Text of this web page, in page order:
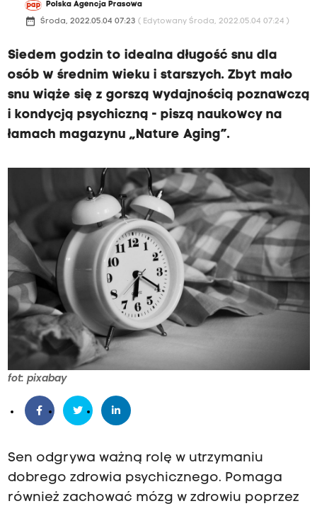
Polska Agencja Prasowa
date_range Środa, 2022.05.04 07:23 ( Edytowany Środa, 2022.05.04 07:24 )
Siedem godzin to idealna długość snu dla
osób w średnim wieku i starszych. Zbyt mało
snu wiąże się z gorszą wydajnością poznawczą
i kondycją psychiczną - piszą naukowcy na
łamach magazynu „Nature Aging”.
fot: pixabay
Sen odgrywa ważną rolę w utrzymaniu
dobrego zdrowia psychicznego. Pomaga
również zachować mózg w zdrowiu poprzez